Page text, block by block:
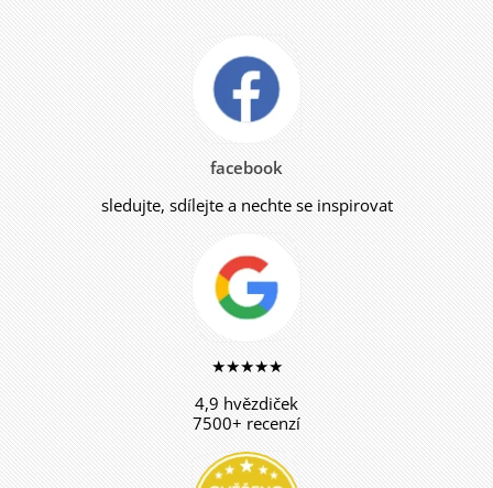
facebook
sledujte, sdílejte a nechte se inspirovat
★★★★★
4,9 hvězdiček
7500+ recenzí